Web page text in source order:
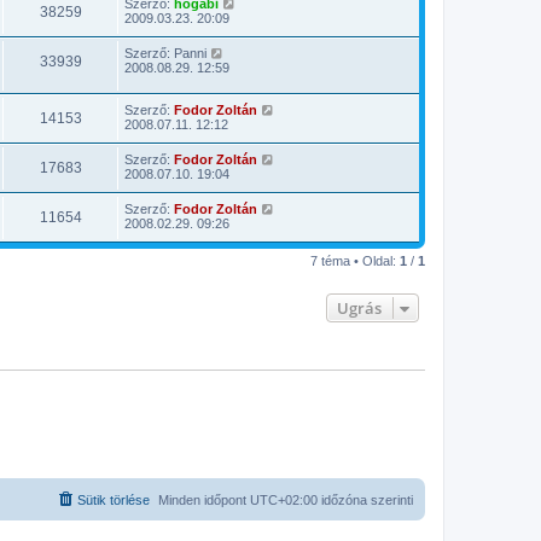
38259 Szerző: hogabi
2009.03.23. 20:09
33939 Szerző: Panni
2008.08.29. 12:59
14153 Szerző: Fodor Zoltán
2008.07.11. 12:12
17683 Szerző: Fodor Zoltán
2008.07.10. 19:04
11654 Szerző: Fodor Zoltán
2008.02.29. 09:26
7 téma • Oldal: 1 / 1
Ugrás
Minden időpont UTC+02:00 időzóna szerinti
Sütik törlése